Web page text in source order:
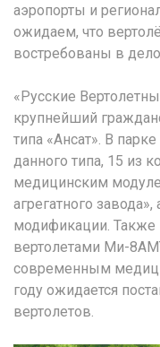
аэропорты и
ожидаем, что
востребованы в
«Русские
крупнейший
типа «Ансат». В
данного типа, 15 из
медицинским
агрегатного
модификации. Также
вертолетами Ми-
современным
году ожидается
вертолетов.